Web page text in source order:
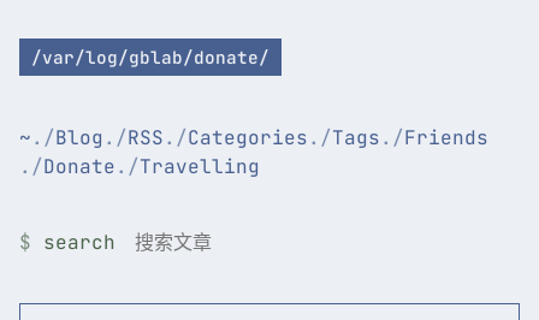
/var/log/gblab/donate/
~ Blog RSS Categories Tags
Friends
Donate
Travelling
search